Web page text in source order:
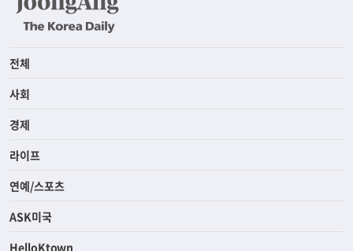
전체
사회
경제
라이프
연예/스포츠
ASK미국
HelloKtown